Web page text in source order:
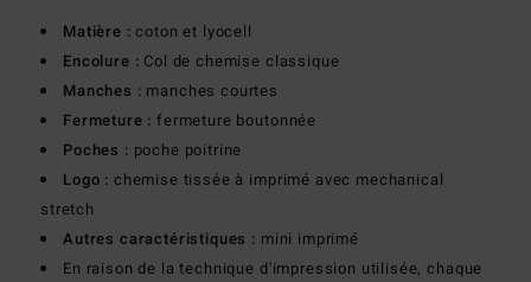
Matière : coton et lyocell
Encolure : Col de chemise classique
Manches : manches courtes
Fermeture : fermeture boutonnée
Poches : poche poitrine
Logo : chemise tissée à imprimé avec mechanical
stretch
Autres caractéristiques : mini imprimé
En raison de la technique d'impression utilisée, chaque